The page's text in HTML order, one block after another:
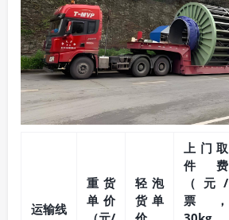
运输线
重货
单价
轻泡
货单
上门取
件费
（元/
票，